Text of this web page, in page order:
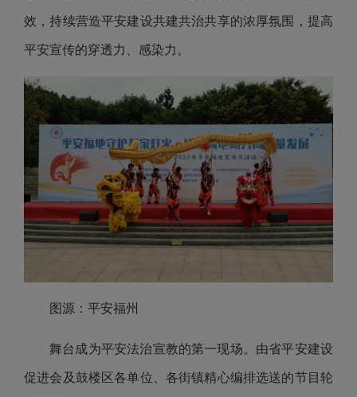
效，持续营造平安建设共建共治共享的浓厚氛围，提高
平安宣传的穿透力、感染力。
图源：平安福州
舞台成为平安法治宣教的第一现场。由省平安建设
促进会及鼓楼区各单位、各街镇精心编排选送的节目轮